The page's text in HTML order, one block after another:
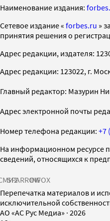
Наименование издания:
Cетевое издание « forbes.ru »
принятия решения о
Адрес редакции, издателя:
Адрес редакции: 123022, г.
Главный редактор: Мазурин
Адрес электронной почты
Номер телефона редакции: +7
На информационном ресурсе
сведений, относящихся к
SPARROWINFOX
Перепечатка материалов и
исключительной
AO «АС Рус Медиа» · 2026